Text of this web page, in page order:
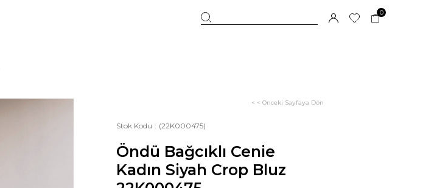
0
< < Önceki Sayfaya Dön
Stok Kodu (22K000475)
Öndü Bağcıklı Cenie
Kadın Siyah Crop Bluz